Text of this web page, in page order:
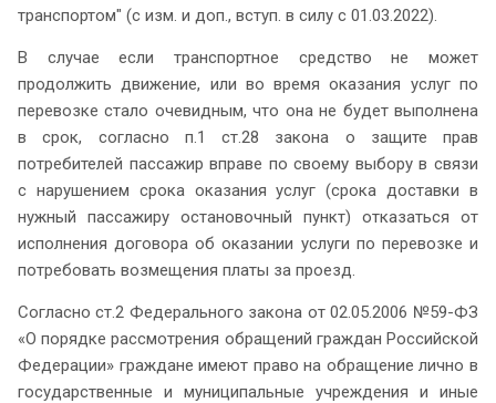
транспортом" (с изм. и доп., вступ. в силу с 01.03.2022).
В случае если транспортное средство не может
продолжить движение, или во время оказания услуг по
перевозке стало очевидным, что она не будет выполнена
в срок, согласно п.1 ст.28 закона о защите прав
потребителей пассажир вправе по своему выбору в связи
с нарушением срока оказания услуг (срока доставки в
нужный пассажиру остановочный пункт) отказаться от
исполнения договора об оказании услуги по перевозке и
потребовать возмещения платы за проезд.
Согласно ст.2 Федерального закона от 02.05.2006 №59-ФЗ
«О порядке рассмотрения обращений граждан Российской
Федерации» граждане имеют право на обращение лично в
государственные и муниципальные учреждения и иные